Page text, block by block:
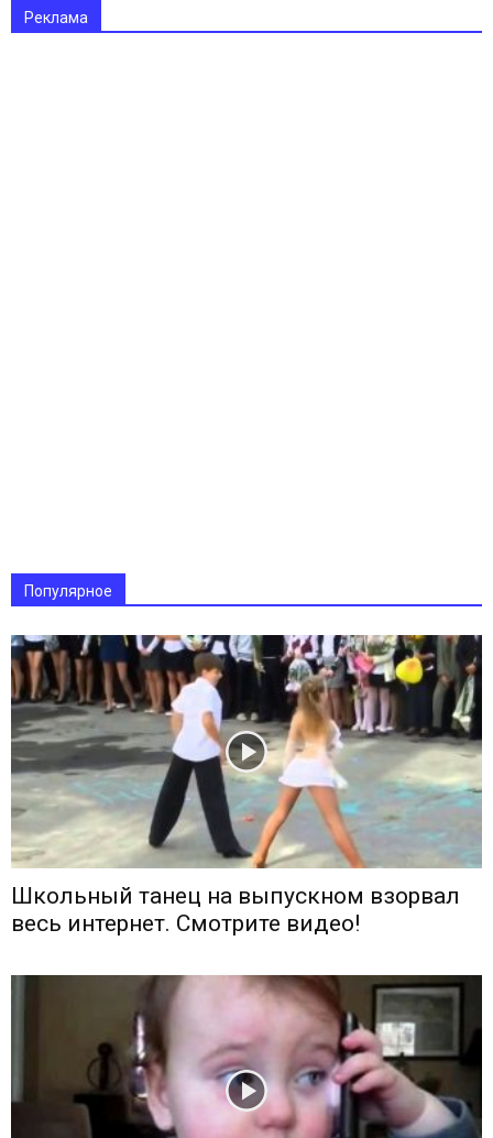
Реклама
Популярное
Школьный танец на выпускном взорвал
весь интернет. Смотрите видео!